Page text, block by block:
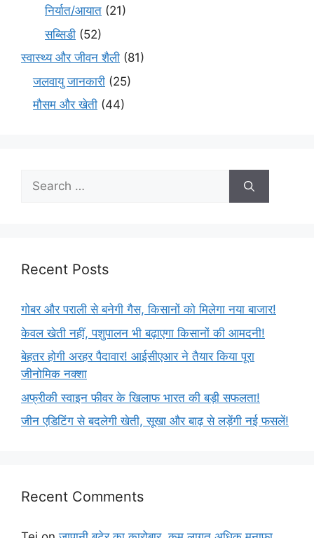
निर्यात/आयात (21)
सब्सिडी (52)
स्वास्थ्य और जीवन शैली (81)
जलवायु जानकारी (25)
मौसम और खेती (44)
Recent Posts
गोबर और पराली से बनेगी गैस, किसानों को मिलेगा नया बाजार!
केवल खेती नहीं, पशुपालन भी बढ़ाएगा किसानों की आमदनी!
बेहतर होगी अरहर पैदावार! आईसीएआर ने तैयार किया पूरा
जीनोमिक नक्शा
अफ्रीकी स्वाइन फीवर के खिलाफ भारत की बड़ी सफलता!
जीन एडिटिंग से बदलेगी खेती, सूखा और बाढ़ से लड़ेंगी नई फसलें!
Recent Comments